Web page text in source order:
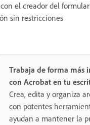
el creador del
sin restricciones
Trabaja de forma más
con Acrobat en tu
Crea, edita y organiza
con potentes
ayudan a mantener la